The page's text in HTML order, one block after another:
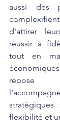
aussi des
d'attirer
réussir à
tout en
repose
flexibilité et